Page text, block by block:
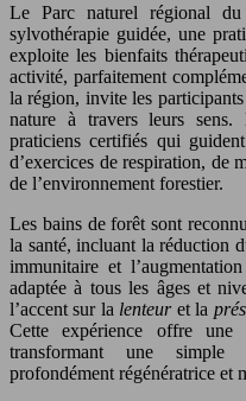
Le Parc naturel régional
sylvothérapie guidée, une
exploite les bienfaits
activité, parfaitement
la région, invite les
nature à travers leurs sens.
praticiens certifiés qui
d’exercices de respiration, de
de l’environnement forestier.
Les bains de forêt sont
la santé, incluant la réduction
immunitaire et
adaptée à tous les âges et
l’accent sur la lenteur et la
Cette expérience offre
transformant une simple
profondément régénératrice et